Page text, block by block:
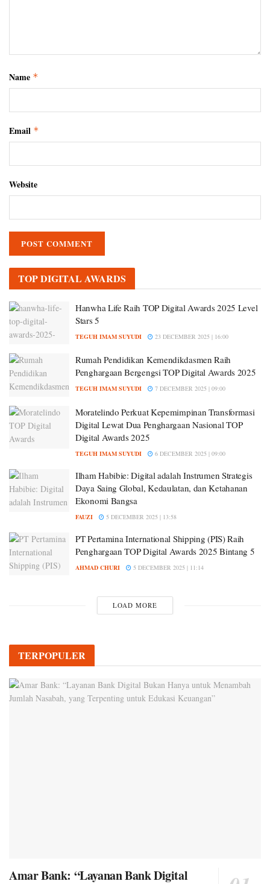
Name *
Email *
Website
TOP DIGITAL AWARDS
Hanwha Life Raih TOP Digital Awards 2025 Level
Stars 5
TEGUH IMAM SUYUDI 23 DECEMBER 2025 | 16:00
Rumah Pendidikan Kemendikdasmen Raih
Penghargaan Bergengsi TOP Digital Awards 2025
TEGUH IMAM SUYUDI 7 DECEMBER 2025 | 09:00
Moratelindo Perkuat Kepemimpinan Transformasi
Digital Lewat Dua Penghargaan Nasional TOP
Digital Awards 2025
TEGUH IMAM SUYUDI 6 DECEMBER 2025 | 09:00
Ilham Habibie: Digital adalah Instrumen Strategis
Daya Saing Global, Kedaulatan, dan Ketahanan
Ekonomi Bangsa
FAUZI 5 DECEMBER 2025 | 13:58
PT Pertamina International Shipping (PIS) Raih
Penghargaan TOP Digital Awards 2025 Bintang 5
AHMAD CHURI 5 DECEMBER 2025 | 11:14
LOAD MORE
TERPOPULER
Amar Bank: “Layanan Bank Digital